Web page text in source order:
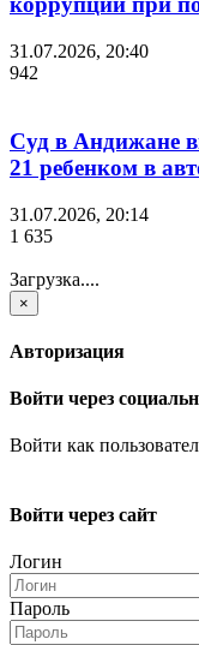
31.07.2026, 20:40
942
Суд в Андижане
21 ребенком в
31.07.2026, 20:14
1 635
Загрузка....
×
Авторизация
Войти через
Войти как
Войти через сайт
Логин
Пароль